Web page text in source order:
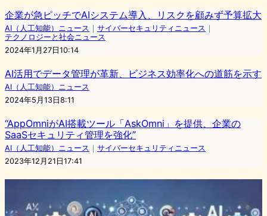
企業が急ピッチでAIシステム導入、リスクを顧みず予算拡大
AI（人工知能）ニュース ｜ サイバーセキュリティニュース ｜
テクノロジーと社会ニュース
2024年1月27日10:14
AI活用でデータ管理が革新、ビジネス効率化への道筋を示す
AI（人工知能）ニュース
2024年5月13日8:11
“AppOmniがAI搭載ツール「AskOmni」を提供、企業の
SaaSセキュリティ管理を強化”
AI（人工知能）ニュース ｜ サイバーセキュリティニュース
2023年12月21日17:41